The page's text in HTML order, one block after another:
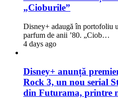
„Cioburile”
Disney+ adaugă în portofoliu
parfum de anii ’80. „Ciob…
4 days ago
Disney+ anunță
Rock 3, un nou serial
din Futurama, printre